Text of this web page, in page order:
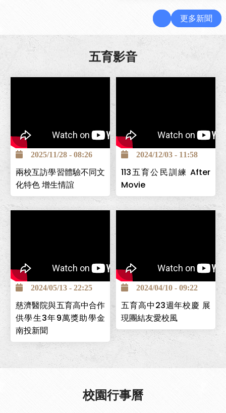
更多新聞
五育影音
2025/11/28 - 08:26
兩校互訪學習體驗不同文
化特色 增生情誼
2024/12/03 - 11:58
113五育公民訓練 After
Movie
南投巿五育高中為全國第一
個創立的照顧服務科，為讓
學生能安心求學，並保障畢
業後有穩定工作，與台中慈
濟醫院簽署「攜手高昇獎助
學金」計畫，提供學生高中
在校期間3年9萬元，且畢業
後可至台中慈濟醫院工作。
2024/05/13 - 22:25
慈濟醫院與五育高中合作
供學生3年9萬獎助學金
南投新聞
2024/04/10 - 09:22
五育高中23週年校慶 展
現團結友愛校風
校園行事曆